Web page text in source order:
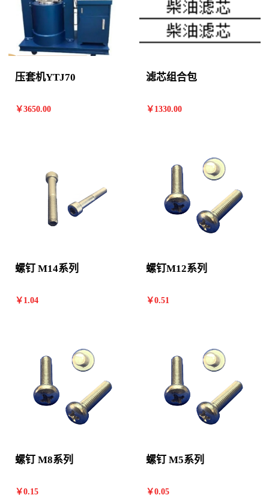
压套机YTJ70
￥3650.00
滤芯组合包
￥ 1330.00
螺钉 M14系列
￥ 1.04
螺钉M12系列
￥0.51
螺钉 M8系列
￥0.15
螺钉 M5系列
￥0.05